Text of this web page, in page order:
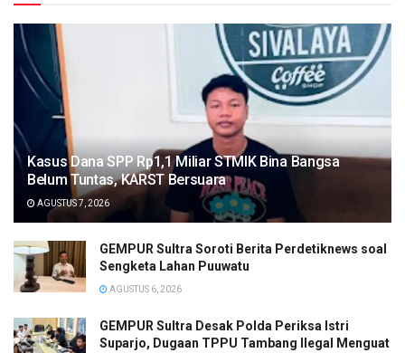
Kasus Dana SPP Rp1,1 Miliar STMIK Bina Bangsa
Belum Tuntas, KARST Bersuara
AGUSTUS 7, 2026
GEMPUR Sultra Soroti Berita Perdetiknews soal
Sengketa Lahan Puuwatu
AGUSTUS 6, 2026
GEMPUR Sultra Desak Polda Periksa Istri
Suparjo, Dugaan TPPU Tambang Ilegal Menguat